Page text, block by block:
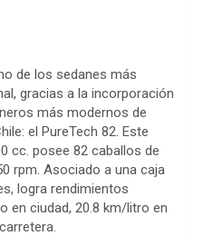
de los sedanes más
gracias a la incorporación
más modernos de
el PureTech 82. Este
cc. posee 82 caballos de
rpm. Asociado a una caja
logra rendimientos
en ciudad, 20.8 km/litro en